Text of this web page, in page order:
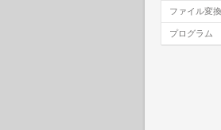
ファイル変換
プログラム